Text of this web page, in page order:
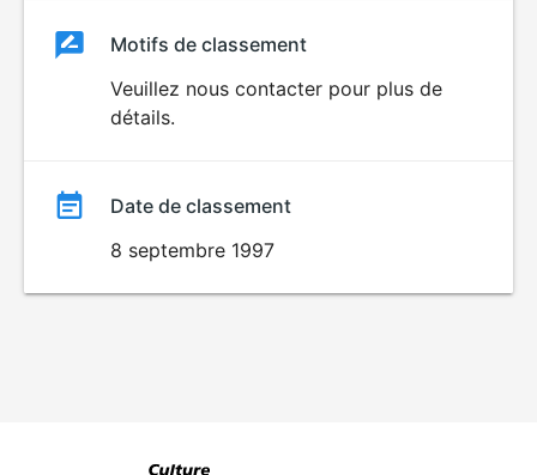
ClassementClassement
DÉCONSEILLÉ
Motifs de classement
Veuillez nous contacter pour plus de
détails.
Date de classement
8 septembre 1997